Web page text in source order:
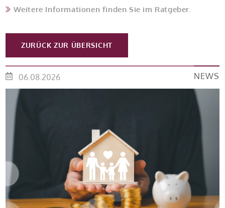
Weitere Informationen finden Sie im Ratgeber.
ZURÜCK ZUR ÜBERSICHT
06.08.2026 NEWS